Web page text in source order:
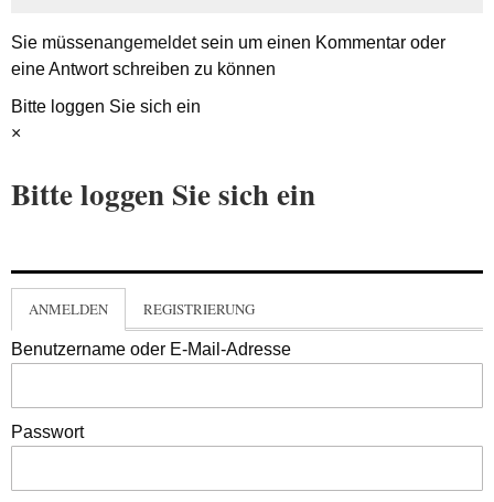
Sie müssenangemeldetsein um einen Kommentar oder
eine Antwort schreiben zu können
Bitte loggen Sie sich ein
×
Bitte loggen Sie sich ein
ANMELDEN REGISTRIERUNG
Benutzername oder E-Mail-Adresse
Passwort